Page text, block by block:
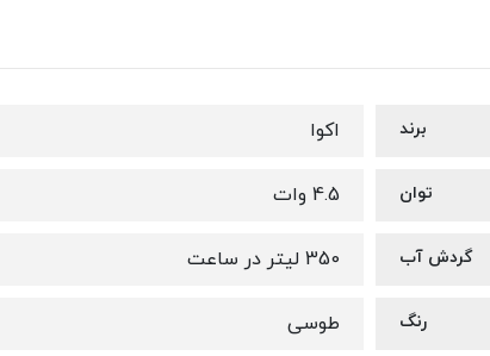
برند اکوا
توان 4.5 وات
گردش آب 350 لیتر در ساعت
رنگ طوسی